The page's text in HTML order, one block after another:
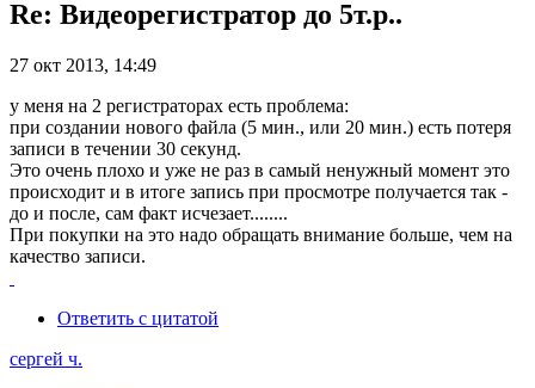
Re: Видеорегистратор до 5т.р..
27 окт 2013, 14:49
у меня на 2 регистраторах есть проблема:
при создании нового файла (5 мин., или 20 мин.) есть потеря
записи в течении 30 секунд.
Это очень плохо и уже не раз в самый ненужный момент это
происходит и в итоге запись при просмотре получается так -
до и после, сам факт исчезает........
При покупки на это надо обращать внимание больше, чем на
качество записи.
Ответить с цитатой
сергей ч.